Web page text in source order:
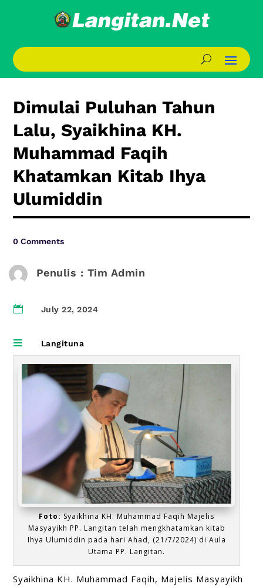
Dimulai Puluhan Tahun
Lalu, Syaikhina KH.
Muhammad Faqih
Khatamkan Kitab Ihya
Ulumiddin
0 Comments
Penulis : Tim Admin
 July 22, 2024
 Langituna
Foto: Syaikhina KH. Muhammad Faqih Majelis
Masyayikh PP. Langitan telah mengkhatamkan kitab
Ihya Ulumiddin pada hari Ahad, (21/7/2024) di Aula
Utama PP. Langitan.
Syaikhina KH. Muhammad Faqih, Majelis Masyayikh